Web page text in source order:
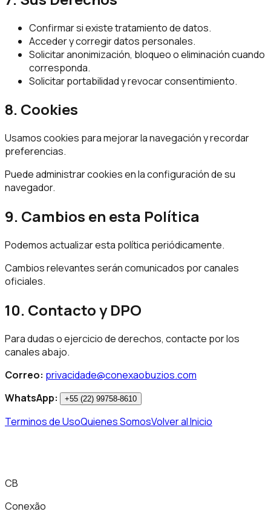
Confirmar si existe tratamiento de datos.
Acceder y corregir datos personales.
Solicitar anonimización, bloqueo o eliminación cuando
corresponda.
Solicitar portabilidad y revocar consentimiento.
8. Cookies
Usamos cookies para mejorar la navegación y recordar
preferencias.
Puede administrar cookies en la configuración de su
navegador.
9. Cambios en esta Política
Podemos actualizar esta política periódicamente.
Cambios relevantes serán comunicados por canales
oficiales.
10. Contacto y DPO
Para dudas o ejercicio de derechos, contacte por los
canales abajo.
Correo: privacidade@conexaobuzios.com
WhatsApp:
+55 (22) 99758-8610
Terminos de UsoQuienes SomosVolver al Inicio
CB
Conexão